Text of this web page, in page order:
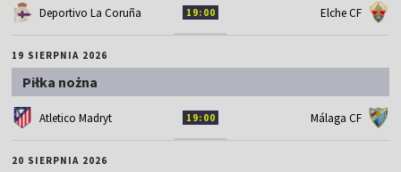
Deportivo La Coruña 19:00 Elche CF
19 SIERPNIA 2026
Piłka nożna
Atletico Madryt 19:00 Málaga CF
20 SIERPNIA 2026